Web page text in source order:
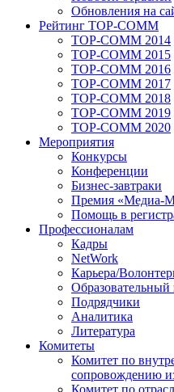
Обновления на
Рейтинг TOP-COMM
TOP-COMM 2014
TOP-COMM 2015
TOP-COMM 2016
TOP-COMM 2017
TOP-COMM 2018
TOP-COMM 2019
TOP-COMM 2020
Мероприятия
Конкурсы
Конференции
Бизнес-завтраки
Премия «Медиа-
Помощь в
Профессионалам
Кадры
NetWork
Карьера/
Образовательный
Подрядчики
Аналитика
Литература
Комитеты
Комитет по
сопровождению